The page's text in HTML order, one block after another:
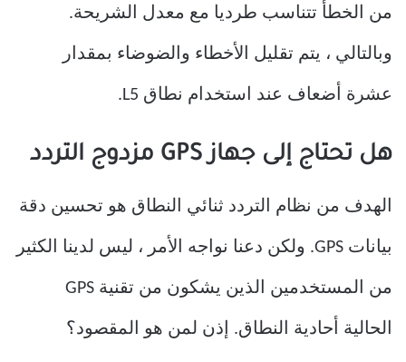
من الخطأ تتناسب طرديا مع معدل الشريحة.
وبالتالي ، يتم تقليل الأخطاء والضوضاء بمقدار
عشرة أضعاف عند استخدام نطاق L5.
هل تحتاج إلى جهاز GPS مزدوج التردد
الهدف من نظام التردد ثنائي النطاق هو تحسين دقة
بيانات GPS. ولكن دعنا نواجه الأمر ، ليس لدينا الكثير
من المستخدمين الذين يشكون من تقنية GPS
الحالية أحادية النطاق. إذن لمن هو المقصود؟